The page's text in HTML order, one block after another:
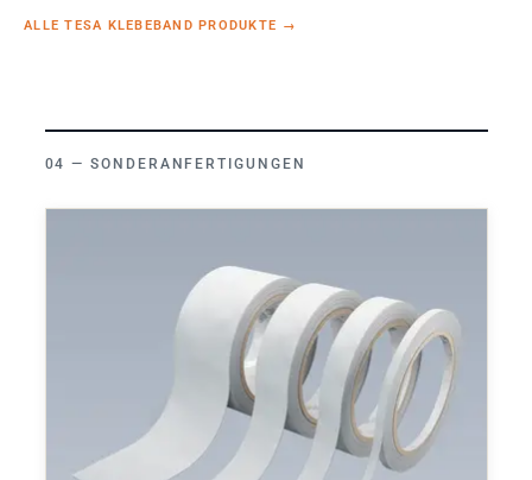
ALLE TESA KLEBEBAND PRODUKTE →
SONDERANFERTIGUNGEN